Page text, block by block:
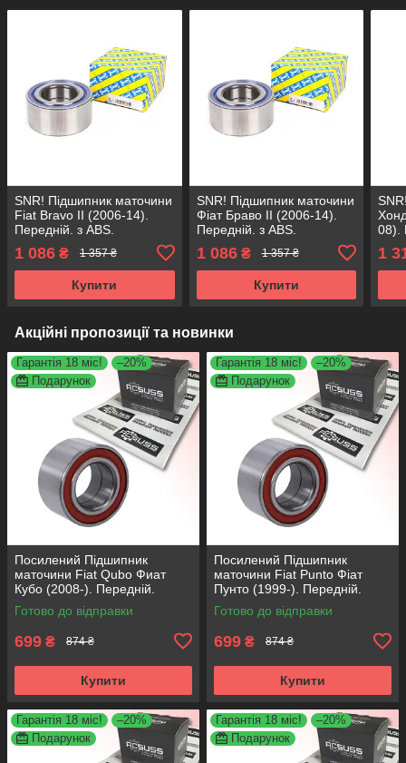
SNR! Підшипник маточини
Fiat Bravo II (2006-14).
Передній. з ABS.
713690800 Франція!
1 086 ₴ 1 357 ₴
Купити
SNR! Підшипник маточини
Фіат Браво II (2006-14).
Передній. з ABS.
713690800 Франція!
1 086₴ 1 357 ₴
Купити
08).
1
Акційні пропозиції та новинки
Гарантія 18 міс!
–20%
Подарунок
Посилений Підшипник
маточини Fiat Qubo Фиат
Кубо (2008-). Передній.
АКСУСС Корея! VKBA3538 ,
R158.44 , 713690750
Готово до відправки
699 ₴ 874 ₴
Купити
Гарантія 18 міс!
–20%
Подарунок
Посилений Підшипник
маточини Fiat Punto Фіат
Пунто (1999-). Передній.
АКСУСС Корея! VKBA3538 ,
R158.44 , 713690750
Готово до відправки
699 ₴ 874 ₴
Купити
Гарантія 18 міс!
–20%
Подарунок
Гарантія 18 міс!
–20%
Подарунок